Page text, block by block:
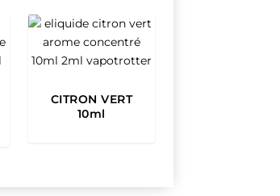
CITRON VERT
10ml